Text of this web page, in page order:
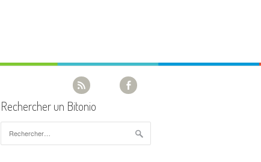
Rechercher un Bitonio